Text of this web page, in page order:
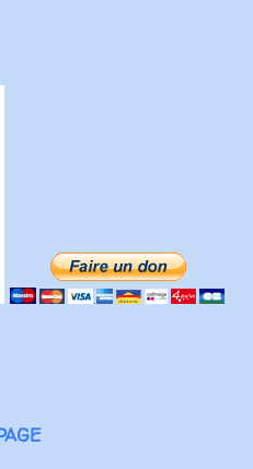
aussi l’histoire
Dès 1840, Henriette
Roussy et les
suisses ont tissé
delà des frontières,
des amis des États-
nos fondateurs
ont choisi de servir
montrant la force
du partenariat au
les autres ?
la vérité
grandirons en
qui est la tête, le
à Lui que le
tout solide, bien uni
articulations dont il
lorsque chaque
comme elle doit, le
et se construit
l’important n’est
ou vaine, ou
médisances ou